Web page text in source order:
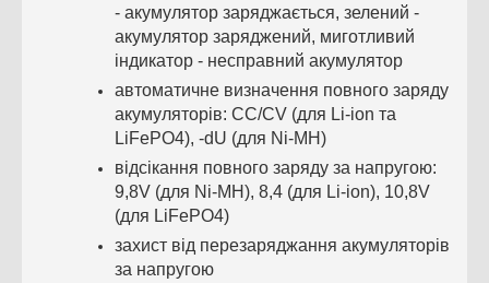
- акумулятор заряджається, зелений -
акумулятор заряджений, миготливий
індикатор - несправний акумулятор
автоматичне визначення повного заряду
акумуляторів: CC/CV (для Li-ion та
LiFePO4), -dU (для Ni-MH)
відсікання повного заряду за напругою:
9,8V (для Ni-MH), 8,4 (для Li-ion), 10,8V
(для LiFePO4)
захист від перезаряджання акумуляторів
за напругою